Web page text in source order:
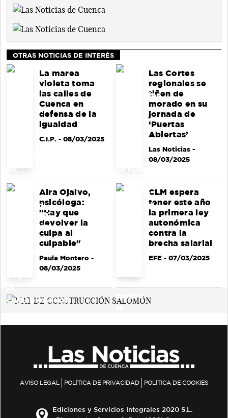
OTRAS NOTICIAS DE INTERÉS
La marea
violeta toma
las calles de
Cuenca en
defensa de la
igualdad
C.I.P. - 08/03/2025
Las Cortes
regionales se
tiñen de
morado en su
jornada de
‘Puertas
Abiertas’
Las Noticias-
08/03/2025
Aira Ojalvo,
psicóloga:
"Hay que
devolver la
culpa al
culpable"
Paula Montero-
08/03/2025
CLM espera
tener este año
la primera ley
autonómica
contra la
brecha salarial
EFE- 07/03/2025
AVISO LEGAL POLÍTICA DE PRIVACIDAD POLÍTICA DE COOKIES
Ediciones y Servicios Integrales 2020 S.L.